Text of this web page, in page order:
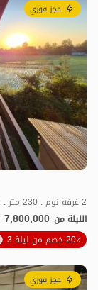
حجز فوري
2 غرفة نوم . 230 متر . حتى 8 ضيف
الليلة من 7,800,000
20٪ خصم من ليلة 3
حجز فوري